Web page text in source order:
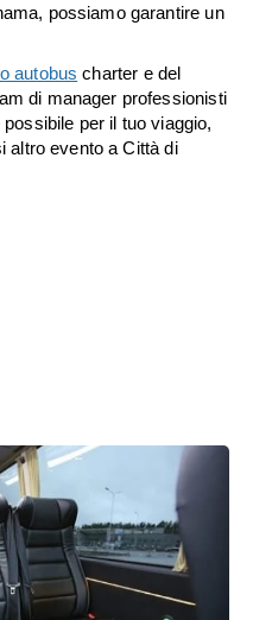
possiamo garantire un
autobus charter e del
di manager professionisti
per il tuo viaggio,
altro evento a Città di